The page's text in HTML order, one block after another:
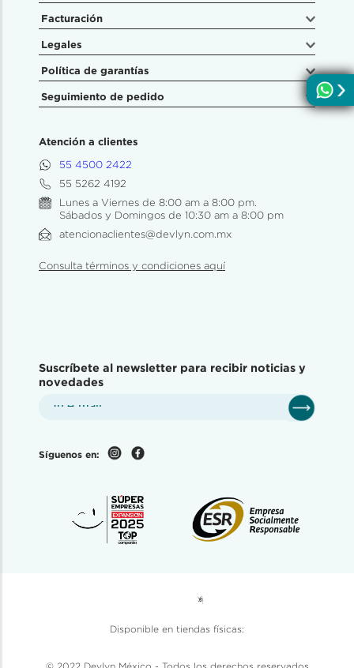
Facturación
Legales
Política de garantías
Seguimiento de pedido
Atención a clientes
55 4500 2422
55 5262 4192
Lunes a Viernes de 8:00 am a 8:00 pm.
Sábados y Domingos de 10:30 am a 8:00 pm
atencionaclientes@devlyn.com.mx
Consulta términos y condiciones aquí
Suscríbete al newsletter para recibir noticias y
novedades
Síguenos en:
Disponible en tiendas físicas: